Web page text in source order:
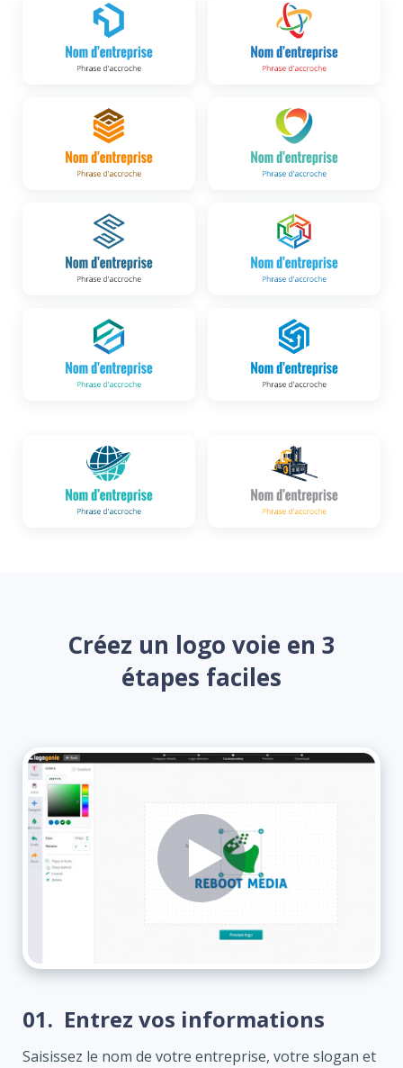
Créez un logo voie en 3
étapes faciles
01. Entrez vos informations
Saisissez le nom de votre entreprise, votre slogan et